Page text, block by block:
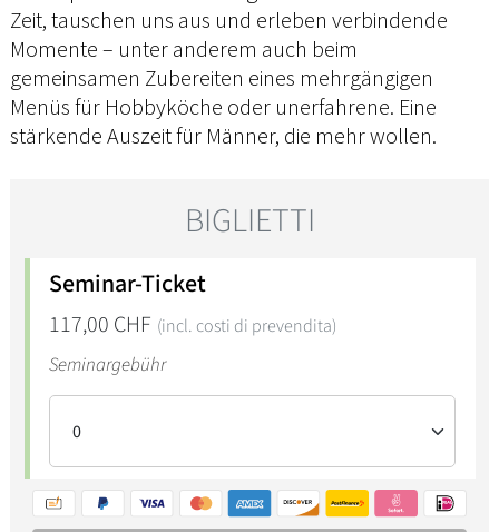
Zeit, tauschen uns aus und erleben verbindende
Momente – unter anderem auch beim
gemeinsamen Zubereiten eines mehrgängigen
Menüs für Hobbyköche oder unerfahrene. Eine
stärkende Auszeit für Männer, die mehr wollen.